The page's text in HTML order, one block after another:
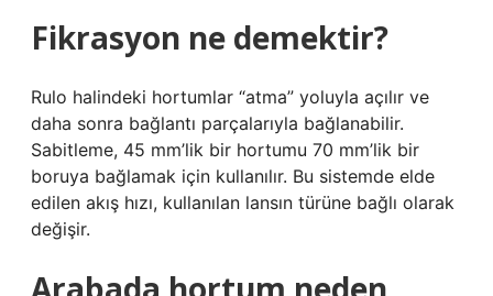
Fikrasyon ne demektir?
Rulo halindeki hortumlar “atma” yoluyla açılır ve
daha sonra bağlantı parçalarıyla bağlanabilir.
Sabitleme, 45 mm’lik bir hortumu 70 mm’lik bir
boruya bağlamak için kullanılır. Bu sistemde elde
edilen akış hızı, kullanılan lansın türüne bağlı olarak
değişir.